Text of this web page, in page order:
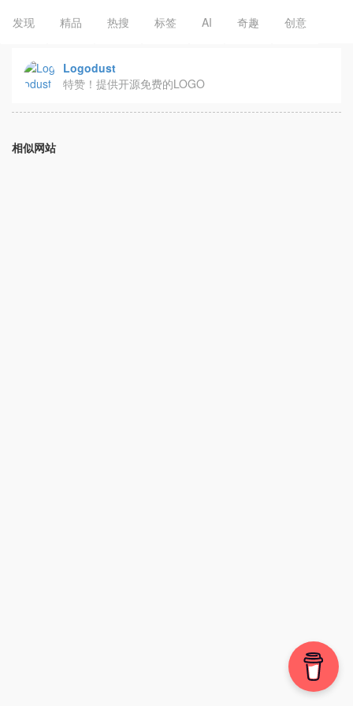
发现 精品 热搜 标签 AI 奇趣 创意
Logodust
特赞！提供开源免费的LOGO
相似网站